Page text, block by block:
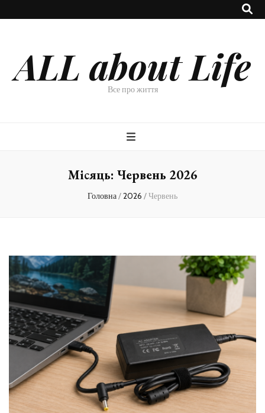
ALL about Life
Все про життя
Місяць: Червень 2026
Головна/2026 /Червень